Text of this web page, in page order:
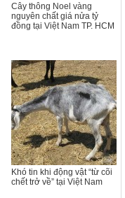
Cây thông Noel vàng
nguyên chất giá nửa tỷ
đồng tại Việt Nam TP. HCM
Khó tin khi động vật “từ cõi
chết trở về” tại Việt Nam